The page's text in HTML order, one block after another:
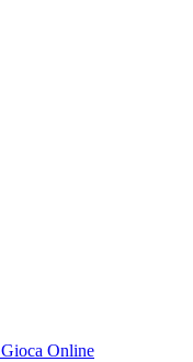
Gioca Online